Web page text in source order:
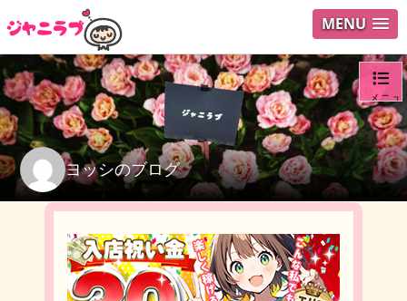
MENU
ヨッシのブログ
メニュ
ログイ